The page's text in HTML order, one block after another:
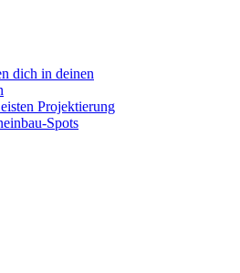
dich in deinen
Projektierung
Spots